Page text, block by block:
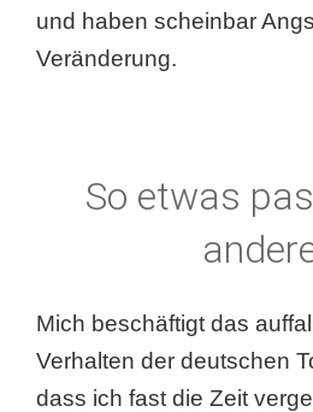
und haben scheinbar
Veränderung.
So etwas
Mich beschäftigt das
Verhalten der deutschen
dass ich fast die Zeit